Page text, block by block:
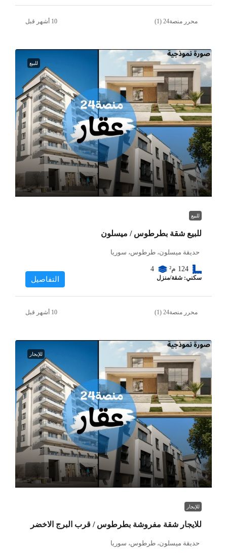
محرر منصة24 (1)
للبيع
للبيع
للبيع شقة بطرطوس / ميسلون
حديقة ميسلون، طرطوس، سوريا
124 م² 4
سكني: شقة/منزل التفاصيل
محرر منصة24 (1)
للإيجار
للإيجار
للايجار شقة مفروشة بطرطوس / قرب البرج الاخضر
حديقة ميسلون، طرطوس، سوريا